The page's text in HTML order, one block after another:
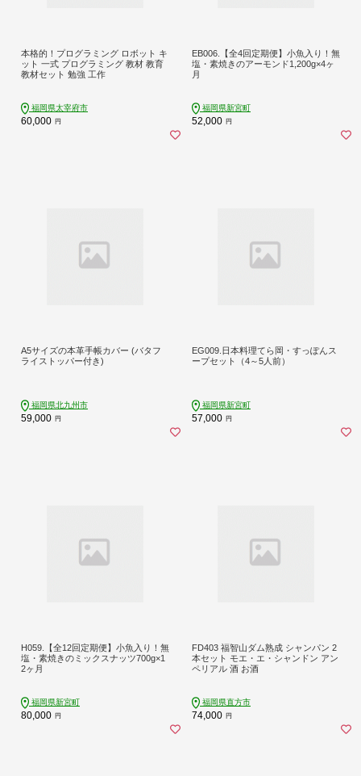
本格的！プログラミング ロボット キ
ット 一式 プログラミング 教材 教育
教材セット 勉強 工作
福岡県太宰府市
60,000 円
EB006.【全4回定期便】小魚入り！無
塩・素焼きのアーモンド1,200g×4ヶ
月
福岡県新宮町
52,000 円
A5サイズの本革手帳カバー (バタフ
ライストッパー付き)
福岡県北九州市
59,000 円
EG009.日本料理てら岡・すっぽんス
ープセット（4～5人前）
福岡県新宮町
57,000 円
H059.【全12回定期便】小魚入り！無
塩・素焼きのミックスナッツ700g×1
2ヶ月
福岡県新宮町
80,000 円
FD403 福智山ダム熟成 シャンパン 2
本セット モエ・エ・シャンドン アン
ペリアル 酒 お酒
福岡県直方市
74,000 円